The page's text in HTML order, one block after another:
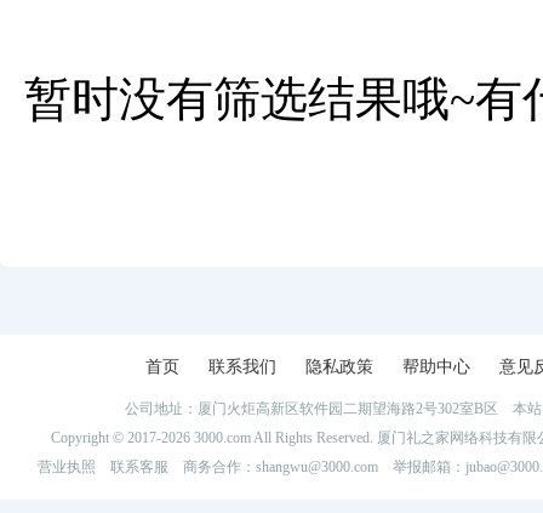
暂时没有筛选结果哦~
首页 联系我们 隐私政策 帮助中心 意见
公司地址：厦门火炬高新区软件园二期望海路2号302室B区 本
Copyright © 2017-2026 3000.com All Rights Reserved. 厦门礼之家网络科技
营业执照
联系客服 商务合作：shangwu@3000.com 举报邮箱：